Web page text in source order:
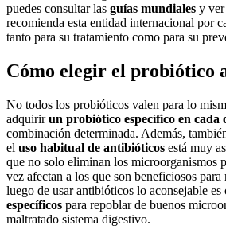
puedes consultar las guías mundiales y
recomienda esta entidad internacional por
tanto para su tratamiento como para su
Cómo elegir el probiótico
No todos los probióticos valen para lo
adquirirun probiótico específico en cada
combinación determinada. Además,
el uso habitual de antibióticos está muy
que no solo eliminan los microorganismos
vez afectan a los que son beneficiosos
luego de usar antibióticos lo aconsejable es
específicos para repoblar de buenos
maltratado sistema digestivo.